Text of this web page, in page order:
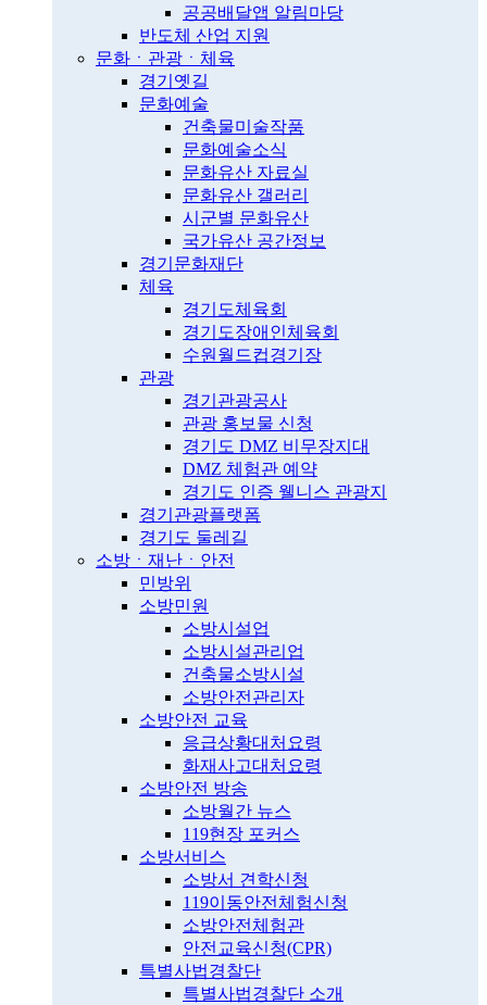
공공배달앱 알림마당
반도체 산업 지원
문화ㆍ관광ㆍ체육
경기옛길
문화예술
건축물미술작품
문화예술소식
문화유산 자료실
문화유산 갤러리
시군별 문화유산
국가유산 공간정보
경기문화재단
체육
경기도체육회
경기도장애인체육회
수원월드컵경기장
관광
경기관광공사
관광 홍보물 신청
경기도 DMZ 비무장지대
DMZ 체험관 예약
경기도 인증 웰니스 관광지
경기관광플랫폼
경기도 둘레길
소방ㆍ재난ㆍ안전
민방위
소방민원
소방시설업
소방시설관리업
건축물소방시설
소방안전관리자
소방안전 교육
응급상황대처요령
화재사고대처요령
소방안전 방송
소방월간 뉴스
119현장 포커스
소방서비스
소방서 견학신청
119이동안전체험신청
소방안전체험관
안전교육신청(CPR)
특별사법경찰단
특별사법경찰단 소개